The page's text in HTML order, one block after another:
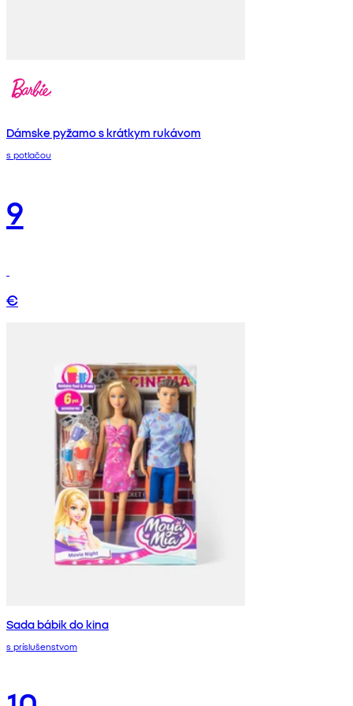
Dámske pyžamo s krátkym rukávom
s potlačou
9
€
Sada bábik do kina
s príslušenstvom